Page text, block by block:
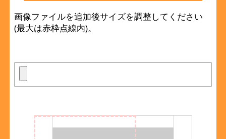
画像ファイルを追加後サイズを調整してください
(最大は赤枠点線内)。